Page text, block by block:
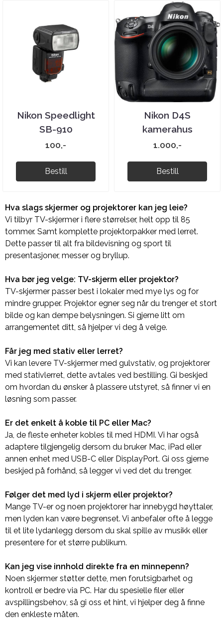
Nikon Speedlight
SB-910
100,-
Bestill
Nikon D4S
kamerahus
1.000,-
Bestill
Hva slags skjermer og projektorer kan jeg leie?
Vi tilbyr TV-skjermer i flere størrelser, helt opp til 85
tommer. Samt komplette projektorpakker med lerret.
Dette passer til alt fra bildevisning og sport til
presentasjoner, messer og bryllup.
Hva bør jeg velge: TV-skjerm eller projektor?
TV-skjermer passer best i lokaler med mye lys og for
mindre grupper. Projektor egner seg når du trenger et stort
bilde og kan dempe belysningen. Si gjerne litt om
arrangementet ditt, så hjelper vi deg å velge.
Får jeg med stativ eller lerret?
Vi kan levere TV-skjermer med gulvstativ, og projektorer
med stativlerret, dette avtales ved bestilling. Gi beskjed
om hvordan du ønsker å plassere utstyret, så finner vi en
løsning som passer.
Er det enkelt å koble til PC eller Mac?
Ja, de fleste enheter kobles til med HDMI. Vi har også
adaptere tilgjengelig dersom du bruker Mac, iPad eller
annen enhet med USB-C eller DisplayPort. Gi oss gjerne
beskjed på forhånd, så legger vi ved det du trenger.
Følger det med lyd i skjerm eller projektor?
Mange TV-er og noen projektorer har innebygd høyttaler,
men lyden kan være begrenset. Vi anbefaler ofte å legge
til et lite lydanlegg dersom du skal spille av musikk eller
presentere for et større publikum.
Kan jeg vise innhold direkte fra en minnepenn?
Noen skjermer støtter dette, men forutsigbarhet og
kontroll er bedre via PC. Har du spesielle filer eller
avspillingsbehov, så gi oss et hint, vi hjelper deg å finne
den enkleste måten.